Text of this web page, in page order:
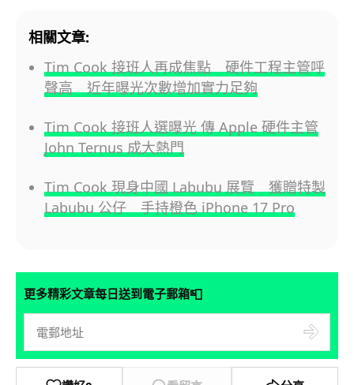
相關文章:
Tim Cook 接班人再成焦點 硬件工程主管呼
聲高 近年曝光次數增加實力足夠
Tim Cook 接班人選曝光 傳 Apple 硬件主管
John Ternus 成大熱門
Tim Cook 現身中國 Labubu 展覽 獲贈特製
Labubu 公仔 手持橙色 iPhone 17 Pro
更多精彩文章每日送到電子郵箱📮